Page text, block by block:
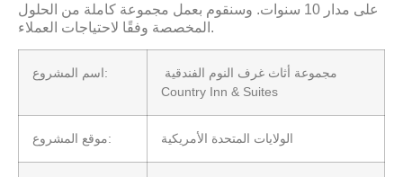
على مدار 10 سنوات. وسنقوم بعمل مجموعة كاملة من الحلول
المخصصة وفقًا لاحتياجات العملاء.
اسم المشروع:
Country Inn & Suites
موقع المشروع: الولايات المتحدة الأمريكية